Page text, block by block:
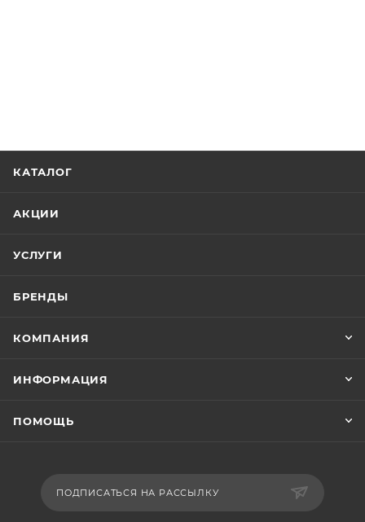
КАТАЛОГ
АКЦИИ
УСЛУГИ
БРЕНДЫ
КОМПАНИЯ
ИНФОРМАЦИЯ
ПОМОЩЬ
ПОДПИСАТЬСЯ НА РАССЫЛКУ